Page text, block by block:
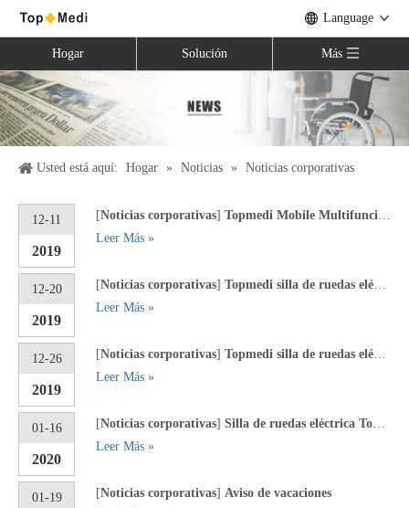
Language
Hogar Solución Más
Usted está aquí: Hogar » Noticias » Noticias corporativas
12-11
2019
[Noticias corporativas] Topmedi Mobile Multifuncional Commode Chair TCM-01A a Malasia
Leer Más »
12-20
2019
[Noticias corporativas] Topmedi silla de ruedas eléctrica multifuncional TEW002 a Djibouti
Leer Más »
12-26
2019
[Noticias corporativas] Topmedi silla de ruedas eléctrica multifuncional TEW002 a Djibouti
Leer Más »
01-16
2020
[Noticias corporativas] Silla de ruedas eléctrica Topmedi Tew108la a Turquía
Leer Más »
01-19 [Noticias corporativas] Aviso de vacaciones